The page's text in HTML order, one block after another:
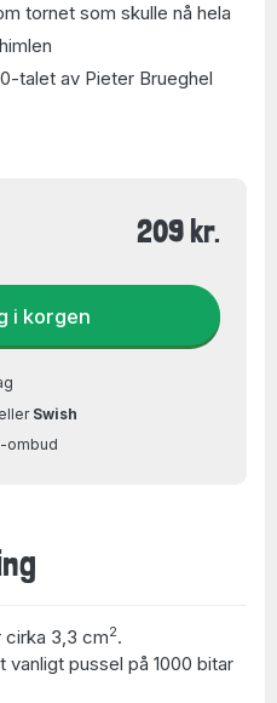
tornet som skulle nå hela
talet av Pieter Brueghel
209 kr.
i korgen
eller Swish
ombud
cirka 3,3 cm2.
pussel på 1000 bitar